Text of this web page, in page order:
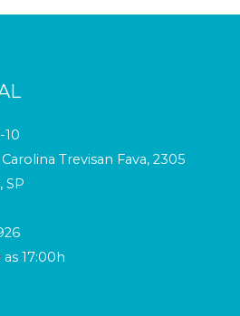
10
Trevisan Fava, 2305
SP
17:00h